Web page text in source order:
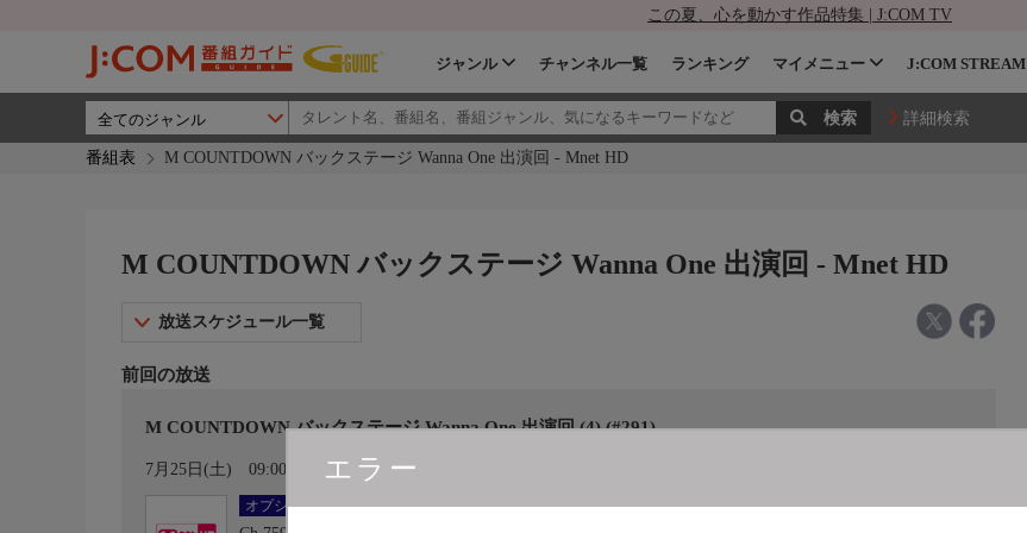
この夏、心を動かす作品特集 | J:COM TV
ジャンル チャンネル一覧 ランキング マイメニュー J:COM STREAM
詳細検索
番組表 M COUNTDOWN バックステージ Wanna One 出演回 - Mnet HD
エラー
M COUNTDOWN バックステージ Wanna One 出演回 - Mnet HD
放送スケジュール一覧
前回の放送
M COUNTDOWN バックステージ Wanna One 出演回 (4) (#291)
7月25日(土) 09:00〜10:00 カレンダー登録
オプション